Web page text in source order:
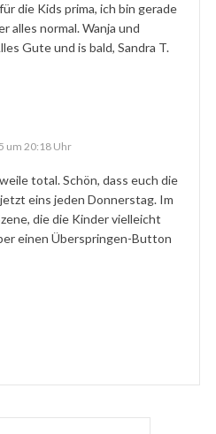
die Kids prima, ich bin gerade
alles normal. Wanja und
Gute und is bald, Sandra T.
um 20:18 Uhr
total. Schön, dass euch die
eins jeden Donnerstag. Im
die die Kinder vielleicht
einen Überspringen-Button